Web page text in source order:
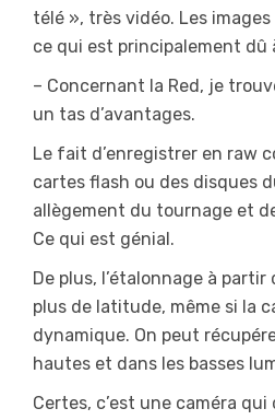
télé », très vidéo. Les
ce qui est principalement dû
– Concernant la Red, je
un tas d’avantages.
Le fait d’enregistrer en raw
cartes flash ou des disques
allègement du tournage et
Ce qui est génial.
De plus, l’étalonnage à
plus de latitude, même si la
dynamique. On peut
hautes et dans les basses
Certes, c’est une caméra